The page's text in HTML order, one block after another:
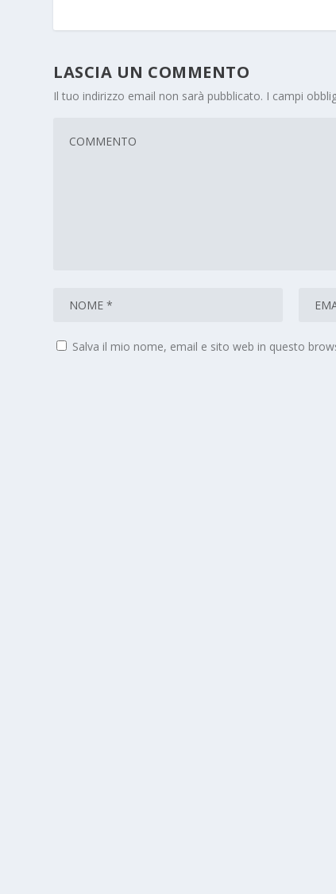
LASCIA UN COMMENTO
Il tuo indirizzo email non sarà pubblicato. I campi
Salva il mio nome, email e sito web in questo